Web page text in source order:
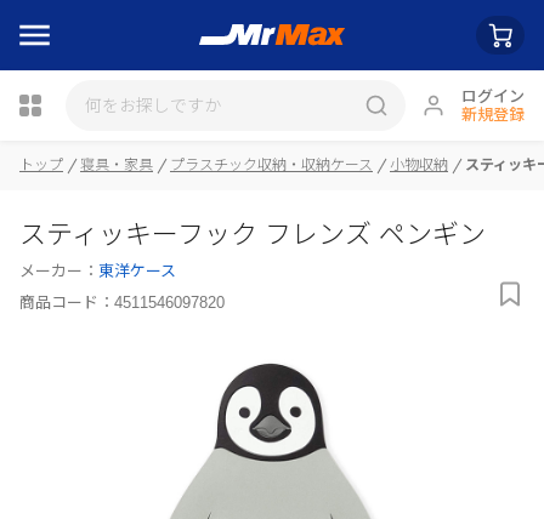
ログイン
新規登録
トップ 寝具・家具 プラスチック収納・収納ケース 小物収納 スティッキ
スティッキーフック フレンズ ペンギン
メーカー： 東洋ケース
商品コード： 4511546097820